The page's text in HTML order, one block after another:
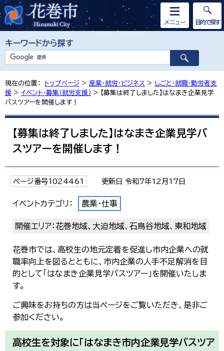
キーワードから探す
メニュー 目的で探す
現在の位置： トップページ > 産業・就労・ビジネス > しごと・就職・勤労者支
援 > イベント・募集（就労支援） > 【募集は終了しました】はなまき企業見学
バスツアーを開催します！
【募集は終了しました】はなまき企業見学バ
スツアーを開催します！
ページ番号1024461 更新日 令和7年12月17日
イベントカテゴリ： 農業・仕事
開催エリア：花巻地域、大迫地域、石鳥谷地域、東和地域
花巻市では、高校生の地元定着を促進し市内企業への就
職率向上を図るとともに、市内企業の人手不足解消を目
的として「はなまき企業見学バスツアー」を開催いたしま
す。
ご興味をお持ちの方は当ページをご覧いただき、是非ご
参加ください。
高校生を対象に「はなまき市内企業見学バスツア